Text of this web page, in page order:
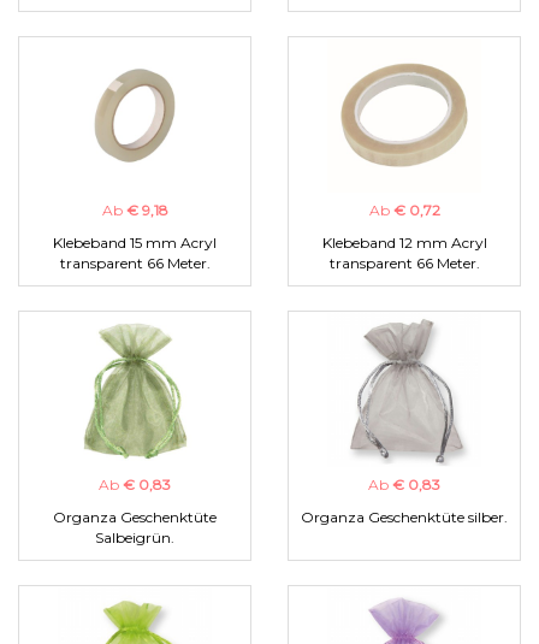
Ab € 9,18
Klebeband 15 mm Acryl
transparent 66 Meter.
Ab € 0,72
Klebeband 12 mm Acryl
transparent 66 Meter.
Ab € 0,83
Organza Geschenktüte
Salbeigrün.
Ab € 0,83
Organza Geschenktüte silber.